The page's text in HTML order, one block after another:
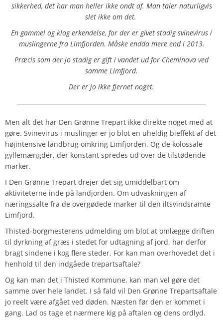
sikkerhed, det har man heller ikke ondt af. Man taler naturligvis
slet ikke om det.
En gammel og klog erkendelse, for der er givet stadig svinevirus i
muslingerne fra Limfjorden. Måske endda mere end i 2013.
Præcis som der jo stadig er gift i vandet ud for Cheminova ved
samme Limfjord.
Der er jo ikke fjernet noget.
Men alt det har Den Grønne Trepart ikke direkte noget med at
gøre. Svinevirus i muslinger er jo blot en uheldig bieffekt af det
højintensive landbrug omkring Limfjorden. Og de kolossale
gyllemængder, der konstant spredes ud over de tilstødende
marker.
I Den Grønne Trepart drejer det sig umiddelbart om
aktiviteterne inde på landjorden. Om udvaskningen af
næringssalte fra de overgødede marker til den iltsvindsramte
Limfjord.
Thisted-borgmesterens udmelding om blot at omlægge driften
til dyrkning af græs i stedet for udtagning af jord, har derfor
bragt sindene i kog flere steder. For kan man overhovedet det i
henhold til den indgåede trepartsaftale?
Og kan man det i Thisted Kommune, kan man vel gøre det
samme over hele landet. I så fald vil Den Grønne Trepartsaftale
jo reelt være afgået ved døden. Næsten før den er kommet i
gang. Lad os tage et nærmere kig på aftalen og dens ordlyd.